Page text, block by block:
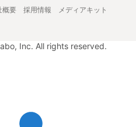
概要 採用情報 メディアキット
Inc. All rights reserved.